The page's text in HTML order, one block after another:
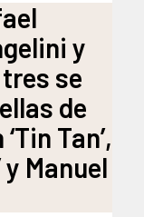
y
se
de
Tan’,
y Manuel